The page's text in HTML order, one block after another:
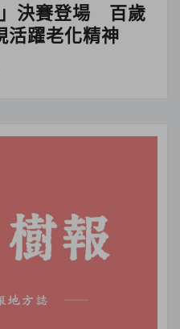
」決賽登場 百歲
躍老化精神